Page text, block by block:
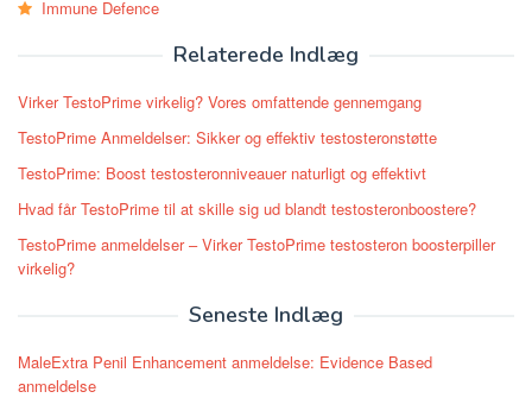
Immune Defence
Relaterede Indlæg
Virker TestoPrime virkelig? Vores omfattende gennemgang
TestoPrime Anmeldelser: Sikker og effektiv testosteronstøtte
TestoPrime: Boost testosteronniveauer naturligt og effektivt
Hvad får TestoPrime til at skille sig ud blandt testosteronboostere?
TestoPrime anmeldelser – Virker TestoPrime testosteron boosterpiller
virkelig?
Seneste Indlæg
MaleExtra Penil Enhancement anmeldelse: Evidence Based
anmeldelse